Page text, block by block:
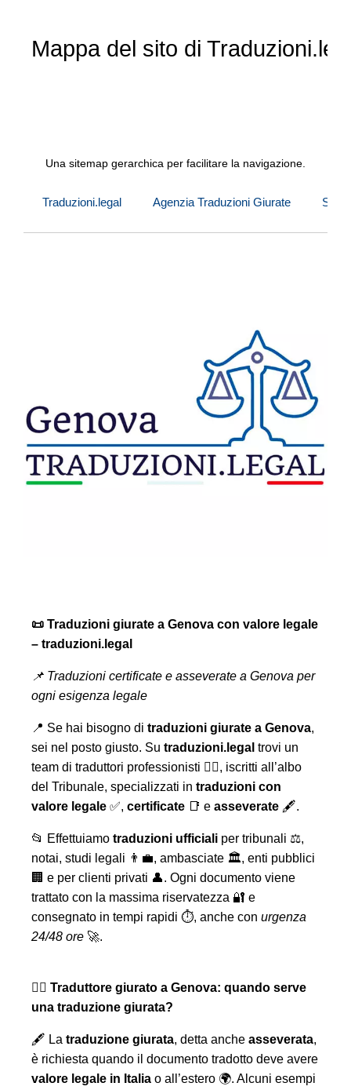
Mappa del sito di
Una sitemap gerarchica per facilitare la navigazione.
Traduzioni.legal Agenzia Traduzioni Giurate
📜 Traduzioni giurate a Genova con valore legale
– traduzioni.legal
📌 Traduzioni certificate e asseverate a Genova per
ogni esigenza legale
📍 Se hai bisogno di traduzioni giurate a Genova,
sei nel posto giusto. Su traduzioni.legal trovi un
team di traduttori professionisti 🧑‍⚖️, iscritti all’albo
del Tribunale, specializzati in traduzioni con
valore legale ✅, certificate 📑 e asseverate 🖋️.
📂 Effettuiamo traduzioni ufficiali per tribunali ⚖️,
notai, studi legali 👨‍💼, ambasciate 🏛️, enti pubblici
🏢 e per clienti privati 👤. Ogni documento viene
trattato con la massima riservatezza 🔐 e
consegnato in tempi rapidi ⏱️, anche con urgenza
24/48 ore 🚀.
🧑‍⚖️ Traduttore giurato a Genova: quando serve
una traduzione giurata?
🖋️ La traduzione giurata, detta anche asseverata,
è richiesta quando il documento tradotto deve avere
valore legale in Italia o all’estero 🌍. Alcuni esempi